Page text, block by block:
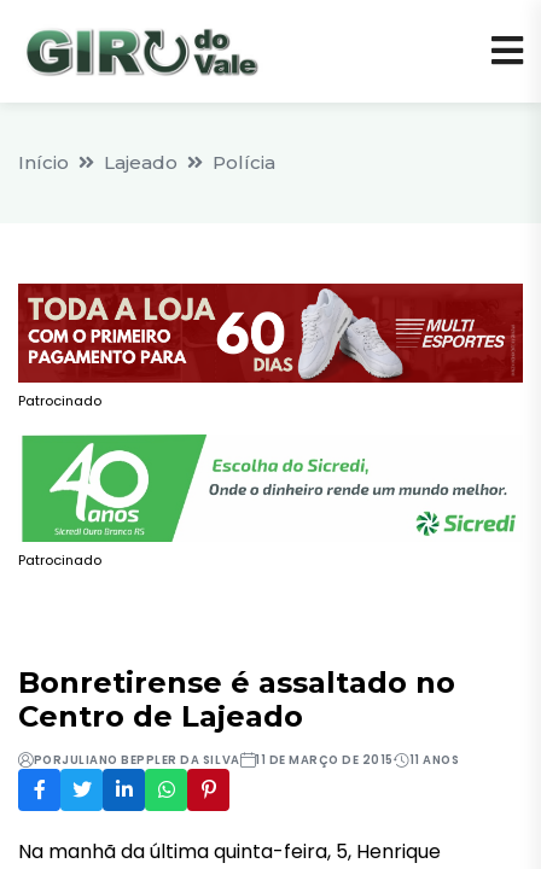
Início Lajeado Polícia
Patrocinado
Patrocinado
Bonretirense é assaltado no
Centro de Lajeado
PORJULIANO BEPPLER DA SILVA 11 DE MARÇO DE 2015 11 ANOS
Na manhã da última quinta-feira, 5, Henrique